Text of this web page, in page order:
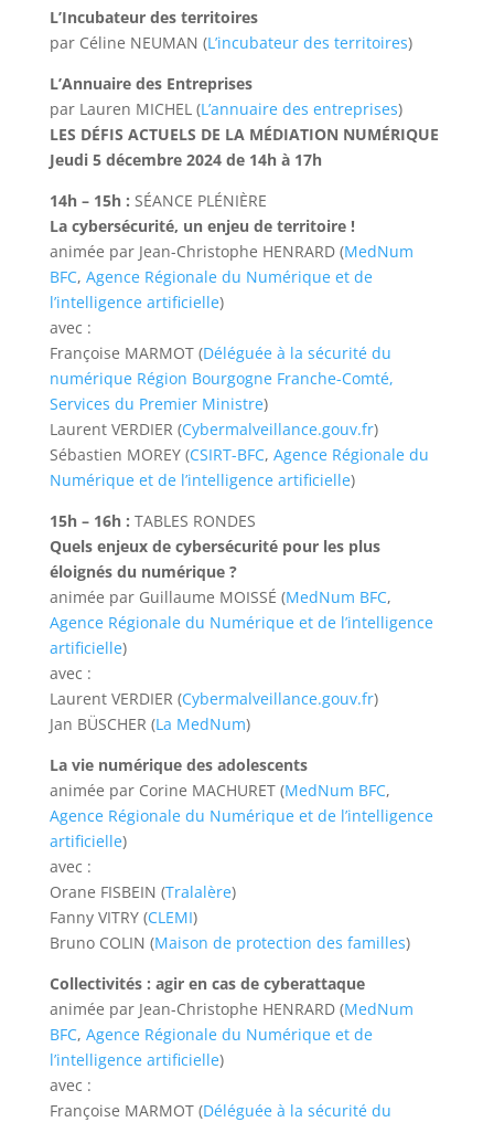
L’Incubateur des territoires
par Céline NEUMAN (L’incubateur des territoires)
L’Annuaire des Entreprises
par Lauren MICHEL (L’annuaire des entreprises)
LES DÉFIS ACTUELS DE LA MÉDIATION NUMÉRIQUE
Jeudi 5 décembre 2024 de 14h à 17h
14h – 15h : SÉANCE PLÉNIÈRE
La cybersécurité, un enjeu de territoire !
animée par Jean-Christophe HENRARD (MedNum
BFC, Agence Régionale du Numérique et de
l’intelligence artificielle)
avec :
Françoise MARMOT (Déléguée à la sécurité du
numérique Région Bourgogne Franche-Comté,
Services du Premier Ministre)
Laurent VERDIER (Cybermalveillance.gouv.fr)
Sébastien MOREY (CSIRT-BFC, Agence Régionale du
Numérique et de l’intelligence artificielle)
15h – 16h : TABLES RONDES
Quels enjeux de cybersécurité pour les plus
éloignés du numérique ?
animée par Guillaume MOISSÉ (MedNum BFC,
Agence Régionale du Numérique et de l’intelligence
artificielle)
avec :
Laurent VERDIER (Cybermalveillance.gouv.fr)
Jan BÜSCHER (La MedNum)
La vie numérique des adolescents
animée par Corine MACHURET (MedNum BFC,
Agence Régionale du Numérique et de l’intelligence
artificielle)
avec :
Orane FISBEIN (Tralalère)
Fanny VITRY (CLEMI)
Bruno COLIN (Maison de protection des familles)
Collectivités : agir en cas de cyberattaque
animée par Jean-Christophe HENRARD (MedNum
BFC, Agence Régionale du Numérique et de
l’intelligence artificielle)
avec :
Françoise MARMOT (Déléguée à la sécurité du